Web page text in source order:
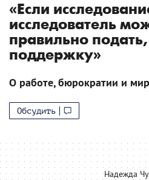
«Если
исследователь
правильно
поддержку»
О работе, бюрократии и
Обсудить
Надежда